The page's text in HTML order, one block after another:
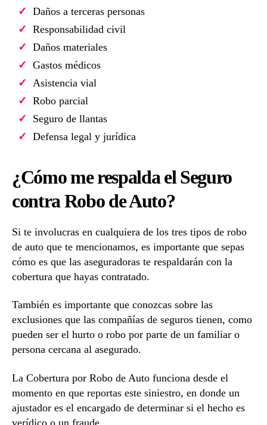
Daños a terceras personas
Responsabilidad civil
Daños materiales
Gastos médicos
Asistencia vial
Robo parcial
Seguro de llantas
Defensa legal y jurídica
¿Cómo me respalda el Seguro
contra Robo de Auto?
Si te involucras en cualquiera de los tres tipos de robo
de auto que te mencionamos, es importante que sepas
cómo es que las aseguradoras te respaldarán con la
cobertura que hayas contratado.
También es importante que conozcas sobre las
exclusiones que las compañías de seguros tienen, como
pueden ser el hurto o robo por parte de un familiar o
persona cercana al asegurado.
La Cobertura por Robo de Auto funciona desde el
momento en que reportas este siniestro, en donde un
ajustador es el encargado de determinar si el hecho es
verídico o un fraude.